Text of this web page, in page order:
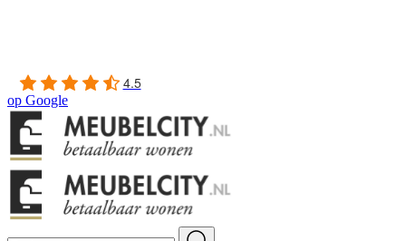
4.5
op Google